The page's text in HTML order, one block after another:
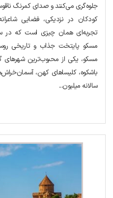
جلوه‌گری می‌کنند و صدای کمرنگ
کودکان در نزدیکی، فضایی
تجربه‌ای همان چیزی است که در
مسکو پایتخت جذاب و تاریخی
مسکو، یکی از محبوب‌ترین شهرهای
باشکوه، کلیساهای کهن،
سالانه میلیون...